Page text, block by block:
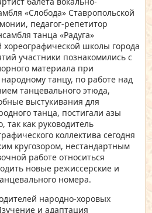
«Слобода» Ставропольской
педагог-репетитор
танца «Радуга»
хореографической школы города
участники познакомились с
материала при
танцу, по работе над
танцевального этюда,
выстукивания для
танца, постигали азы
как руководитель
коллектива сегодня
кругозором, нестандартным
работе относиться
новые режиссерские и
номера.
народно-хоровых
и адаптация